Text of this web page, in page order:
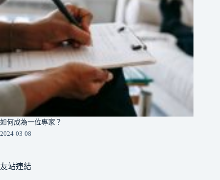
如何成為一位專家？
2024-03-08
友站連結